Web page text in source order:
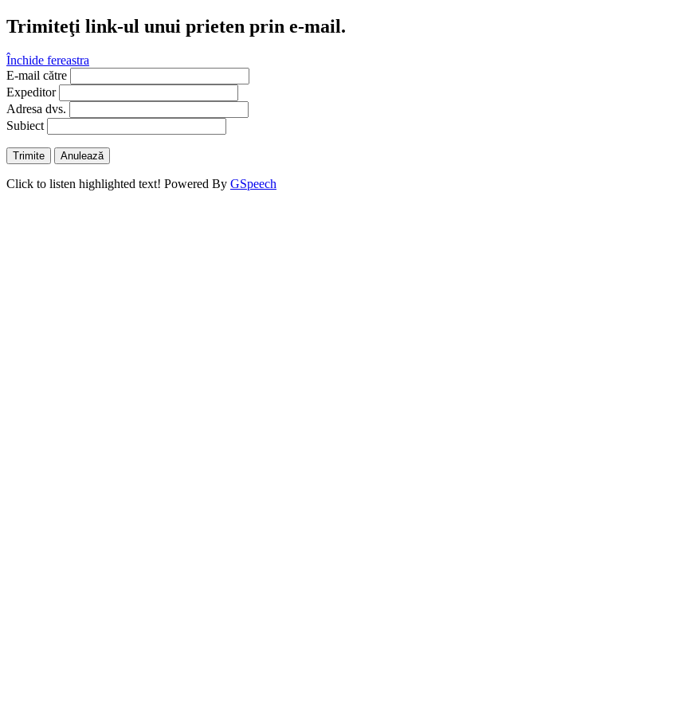
Trimiteţi link-ul unui prieten prin e-mail.
Închide fereastra
E-mail către
Expeditor
Adresa dvs.
Subiect
Trimite Anulează
Click to listen highlighted text! Powered By GSpeech